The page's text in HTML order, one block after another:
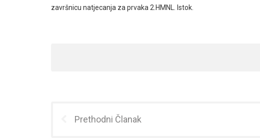
završnicu natjecanja za prvaka 2.HMNL. Istok.
Prethodni Članak